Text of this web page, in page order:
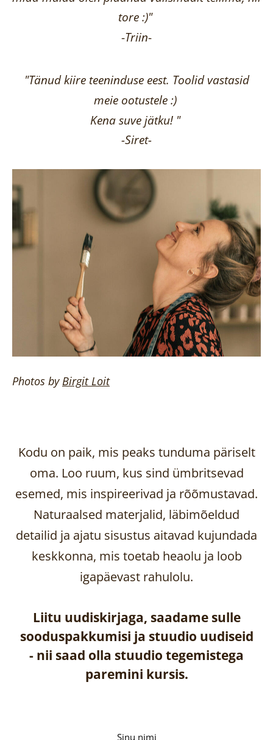
tore :)"
-Triin-
"Tänud kiire teeninduse eest. Toolid vastasid
meie ootustele :)
Kena suve jätku! "
-Siret-
Photos byBirgitLoit
Kodu on paik, mis peaks tunduma päriselt
oma. Loo ruum, kus sind ümbritsevad
esemed, mis inspireerivad ja rõõmustavad.
Naturaalsed materjalid, läbimõeldud
detailid ja ajatu sisustus aitavad kujundada
keskkonna, mis toetab heaolu ja loob
igapäevast rahulolu.
Liitu uudiskirjaga, saadame sulle
sooduspakkumisi ja stuudio uudiseid
- nii saad olla stuudio tegemistega
paremini kursis.
Sinu nimi